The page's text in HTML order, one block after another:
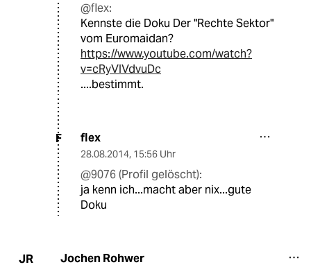
@flex:
Kennste die Doku Der "Rechte Sektor"
vom Euromaidan?
https://www.youtube.com/watch?
v=cRyVIVdvuDc
....bestimmt.
F flex
28.08.2014, 15:56 Uhr
@9076 (Profil gelöscht):
ja kenn ich...macht aber nix...gute
Doku
JR Jochen Rohwer